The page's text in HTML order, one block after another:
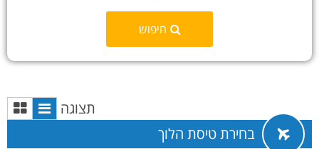
חיפוש
תצוגה
בחירת טיסת הלוך